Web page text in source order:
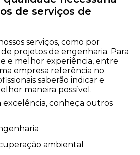
de serviços de
serviços, como por
projetos de engenharia. Para
e melhor experiência, entre
empresa referência no
saberão indicar e
maneira possível.
excelência, conheça outros
ambiental